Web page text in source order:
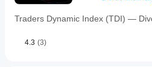
EURUSD,
XAUUSD,
NAS100.
Traders Dynamic Index (TDI) —
4.3 (3)